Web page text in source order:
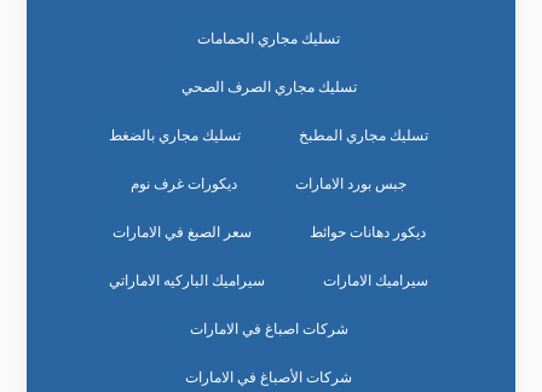
تسليك مجاري الحمامات
تسليك مجاري الصرف الصحي
تسليك مجاري المطبخ تسليك مجاري بالضغط
جبس بورد الامارات ديكورات غرف نوم
ديكور دهانات حوائط سعر الصبغ في الامارات
سيراميك الامارات سيراميك الباركيه الاماراتي
شركات اصباغ في الامارات
شركات الأصباغ في الامارات